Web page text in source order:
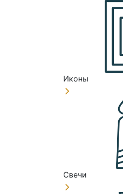
Иконы
Свечи